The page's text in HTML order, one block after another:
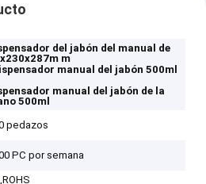
del jabón del manual de
m
manual del jabón 500ml
manual del jabón de la
500ml
pedazos
PC por semana